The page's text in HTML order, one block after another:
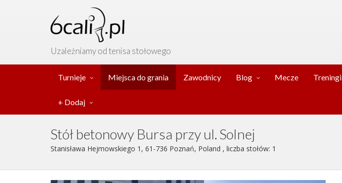
Uzależniamy od tenisa stołowego
Turnieje Miejsca do grania Zawodnicy Blog Mecze Treningi
+ Dodaj
Stół betonowy Bursa przy ul. Solnej
Stanisława Hejmowskiego 1, 61-736 Poznań, Poland , liczba stołów: 1